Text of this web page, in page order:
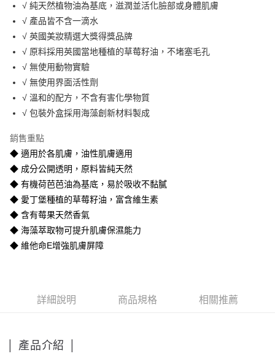
運送方式
全家取貨付款
每筆NT$60，滿NT$1,500(含以上)免運費
付款後全家取貨
每筆NT$60，滿NT$1,500(含以上)免運費
7-11取貨付款
付款後7-11取貨
每筆NT$60，滿NT$1,500(含以上)免運費
宅配
每筆NT$150，滿NT$1,500(含以上)免運費
離島宅配
每筆NT$300
√ 純天然植物油為基底，滋潤並活化臉部或身體肌膚
√ 產品皆不含一滴水
√ 英國美妝精選大獎得獎品牌
√ 原料採用英國當地種植的草莓籽油，不堵塞毛孔
√ 無使用動物實驗
√ 無使用界面活性劑
√ 溫和的配方，不含有害化學物質
√ 包裝外盒採用海藻創新材料製成
銷售重點
◆ 適用於各肌膚，油性肌膚適用
◆ 成分公開透明，原料皆純天然
◆ 有機荷芭芭油為基底，易於吸收不黏膩
◆ 愛丁堡種植的草莓籽油，富含維生素
◆ 含有莓果天然香氣
◆ 海藻萃取物可提升肌膚保濕能力
◆ 維他命E增強肌膚屏障
詳細說明 商品規格 相關推薦
│ 產品介紹 │